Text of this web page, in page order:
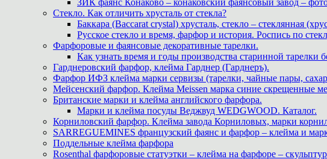
ЗИК фаянс Конаково – конаковский фаянсовый завод –
Стекло. Как отличить хрусталь от стекла?
Баккара (Baccarat crystal) хрусталь, стекло – стеклянная
Русское стекло и время, фарфор и история. Роспись по
Фарфоровые и фаянсовые декоративные тарелки.
Как узнать время и годы производства старинной тарелки
Гарднеровский фарфор, клейма Гарднер (Гарднеръ).
Фарфор ИФЗ клейма марки сервизы (тарелки, чайные пары,
Мейсенский фарфор. Клейма Meissen марка синие скрещенные
Британские марки и клейма английского фарфора.
Марки и клейма посуды Веджвуд WEDGWOOD. Каталог.
Корниловский фарфор. Клейма завода Корниловых, марки
SARREGUEMINES французский фаянс и фарфор – клейма и
Поддельные клейма фарфора
Rosenthal фарфоровые статуэтки – клейма на фарфоре –